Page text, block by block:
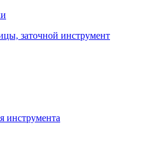
заточной инструмент
инструмента